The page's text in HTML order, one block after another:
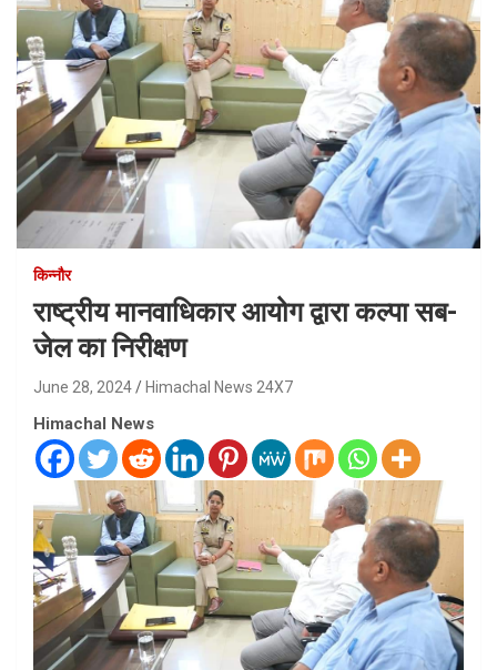
किन्नौर
राष्ट्रीय मानवाधिकार आयोग द्वारा कल्पा सब-
जेल का निरीक्षण
June 28, 2024 Himachal News 24X7
Himachal News